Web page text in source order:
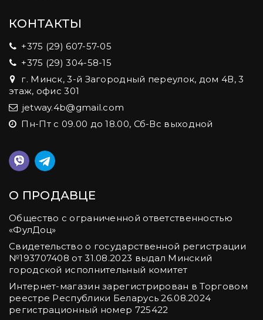
КОНТАКТЫ
+375 (29) 607-57-05
+375 (29) 304-58-15
г. Минск, 3-й Загородный переулок, дом 4В, 3
этаж, офис 301
jetway.4b@gmail.com
Пн-Пт с 09.00 до 18.00, Сб-Вс выходной
О ПРОДАВЦЕ
Общество с ограниченной ответственностью
«ФулДоц»
Свидетельство о государственной регистрации
№‎193707408 от 31.08.2023 выдал Минский
городской исполнительный комитет
Интернет-магазин зарегистрирован в Торговом
реестре Республики Беларусь 26.08.2024
регистрационный номер 725422